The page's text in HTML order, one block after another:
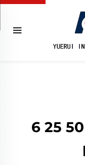
6 25